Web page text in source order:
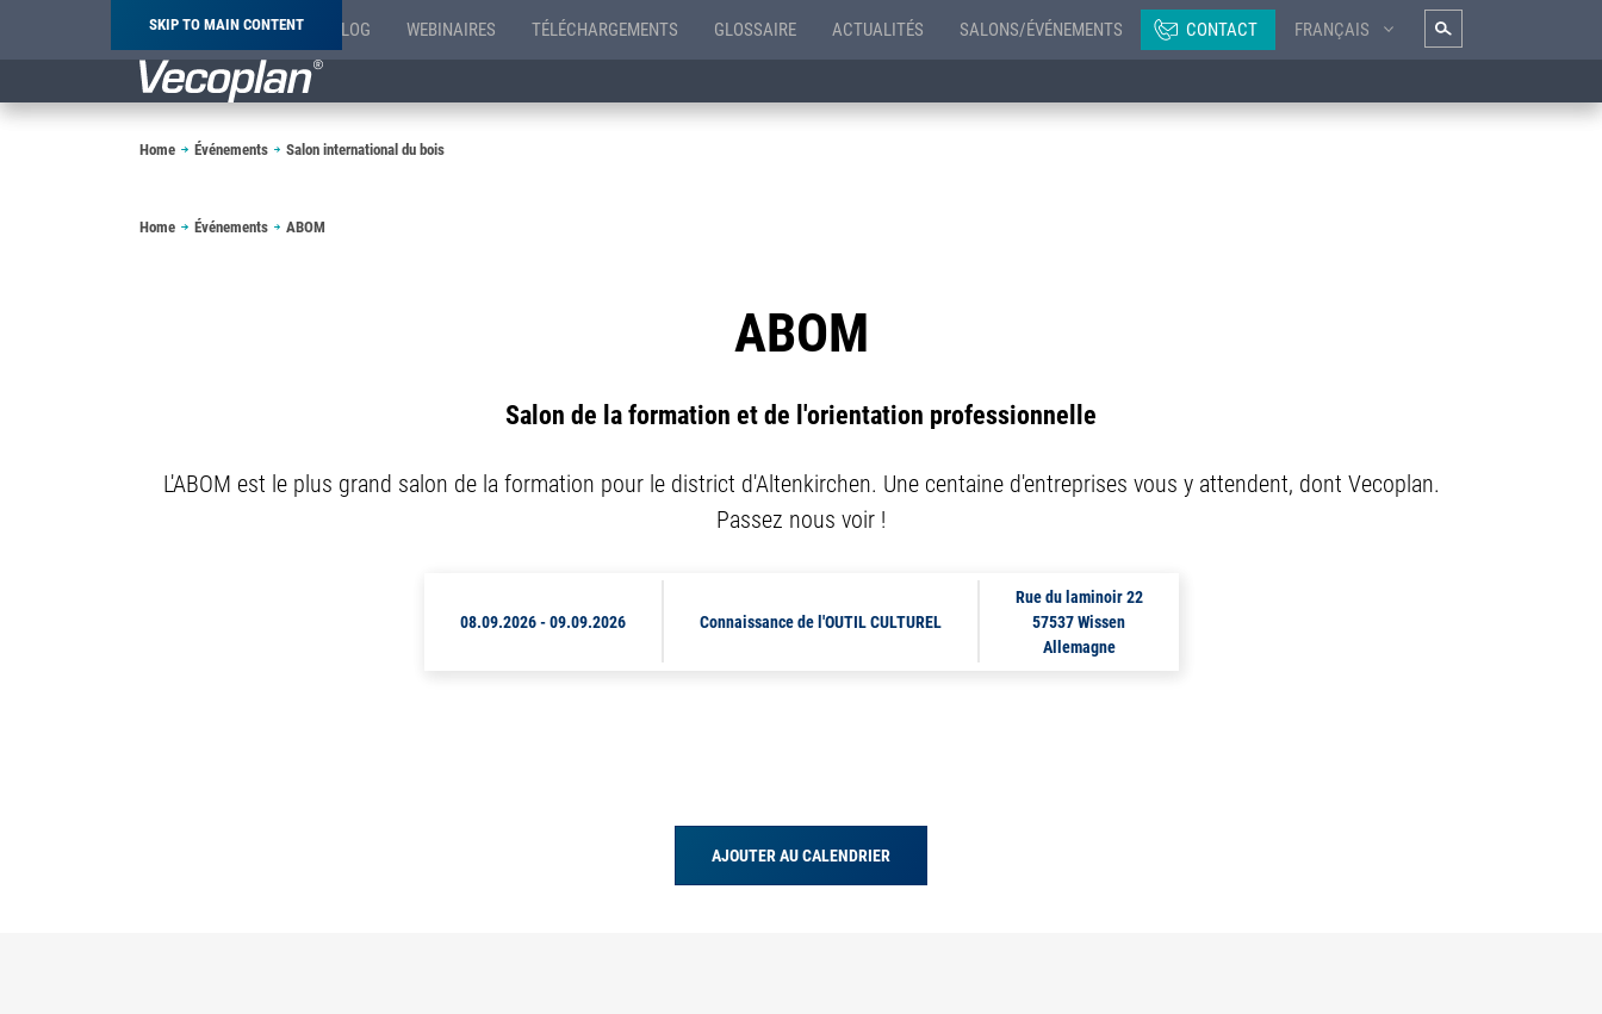
SKIP TO MAIN CONTENT BLOG WEBINAIRES TÉLÉCHARGEMENTS GLOSSAIRE ACTUALITÉS SALONS/ÉVÉNEMENTS CONTACT FRANÇAIS
Breadcrumb
Home Événements Salon international du bois
Breadcrumb
Home Événements ABOM
ABOM
Salon de la formation et de l'orientation professionnelle
L'ABOM est le plus grand salon de la formation pour le district d'Altenkirchen. Une centaine d'entreprises vous y attendent, dont Vecoplan.
Passez nous voir !
08.09.2026-09.09.2026 Connaissance de l'OUTIL CULTUREL
Rue du laminoir 22
57537 Wissen
Allemagne
AJOUTER AU CALENDRIER